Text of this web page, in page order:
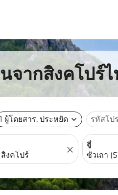
จากสิงคโปร์
1 ผู้โดยสาร, ประหยัด expand_more รหัสโป
close
สู่